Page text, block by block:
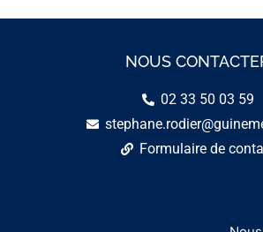
NOUS
02 33 50 03 59
Formulaire de